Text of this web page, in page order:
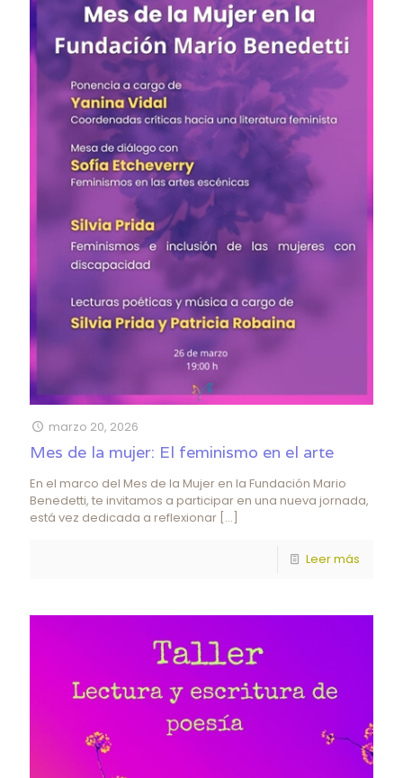
marzo 20, 2026
Mes de la mujer: El feminismo en el arte
En el marco del Mes de la Mujer en la Fundación Mario
Benedetti, te invitamos a participar en una nueva jornada,
está vez dedicada a reflexionar […]
Leer más